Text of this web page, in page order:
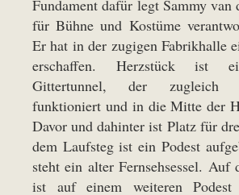
Fundament dafür legt Sammy van
für Bühne und Kostüme
Er hat in der zugigen Fabrikhalle
erschaffen. Herzstück ist
Gittertunnel, der zugleich
funktioniert und in die Mitte der
Davor und dahinter ist Platz für
dem Laufsteg ist ein Podest
steht ein alter Fernsehsessel. Auf
ist auf einem weiteren Podest